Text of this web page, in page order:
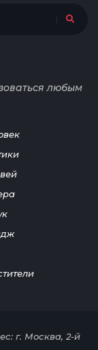
любым
г. Москва, 2-й